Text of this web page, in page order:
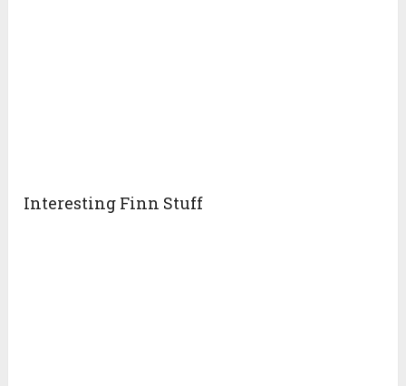
Interesting Finn Stuff